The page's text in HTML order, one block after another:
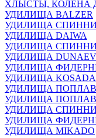
ХЛЫСТЫ, КОЛЕНА
УДИЛИЩА BALZER
УДИЛИЩА
УДИЛИЩА DAIWA
УДИЛИЩА
УДИЛИЩА DUNAEV
УДИЛИЩА
УДИЛИЩА
УДИЛИЩА
УДИЛИЩА
УДИЛИЩА
УДИЛИЩА
УДИЛИЩА MIKADO